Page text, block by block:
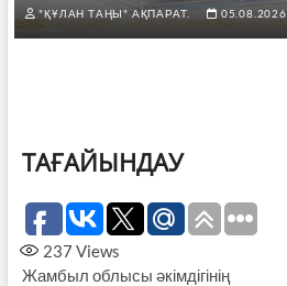
"ҚҰЛАН ТАҢЫ" АҚПАРАТ. 05.08.2026
ТАҒАЙЫНДАУ
237 Views
Жамбыл облысы әкімдігінің